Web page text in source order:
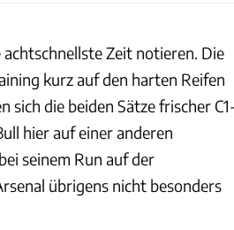
Zeit notieren. Die
kurz auf den harten Reifen
sich die beiden Sätze frischer
hier auf einer anderen
seinem Run auf der
übrigens nicht besonders